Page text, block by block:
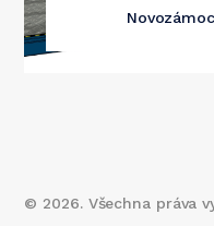
© 2026. Všechna práva